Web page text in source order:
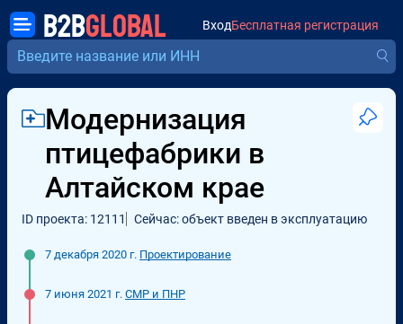
B2BGLOBAL ВходБесплатная регистрация
Модернизация
птицефабрики в
Алтайском крае
ID проекта: 12111 Сейчас: объект введен в эксплуатацию
7 декабря 2020 г. Проектирование
7 июня 2021 г. СМР и ПНР